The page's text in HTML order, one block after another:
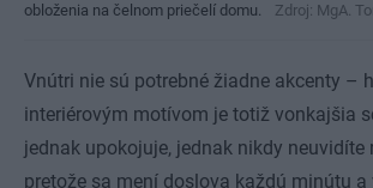
obloženia na čelnom priečelí domu.
Zdroj: MgA.
Vnútri nie sú potrebné žiadne akcenty –
interiérovým motívom je totiž vonkajšia
jednak upokojuje, jednak nikdy neuvidíte
pretože sa mení doslova každú minútu